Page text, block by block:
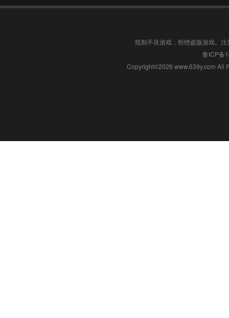
抵制不良游戏，拒绝盗版游戏。
鲁ICP备
Copyright©2026 www.639y.com All